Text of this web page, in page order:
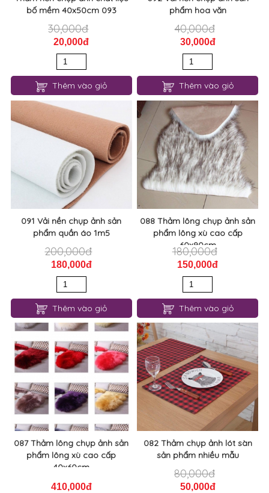
bố mềm 40x50cm 093
30,000đ
20,000đ
Thêm vào giỏ
phẩm hoa văn
40,000đ
30,000đ
Thêm vào giỏ
091 Vải nền chụp ảnh sản
phẩm quần áo 1m5
200,000đ
180,000đ
Thêm vào giỏ
088 Thảm lông chụp ảnh sản
phẩm lông xù cao cấp
60x90cm
180,000đ
150,000đ
Thêm vào giỏ
087 Thảm lông chụp ảnh sản
phẩm lông xù cao cấp
40x60cm
410,000đ
082 Thảm chụp ảnh lót sàn
sản phẩm nhiều mẫu
80,000đ
50,000đ